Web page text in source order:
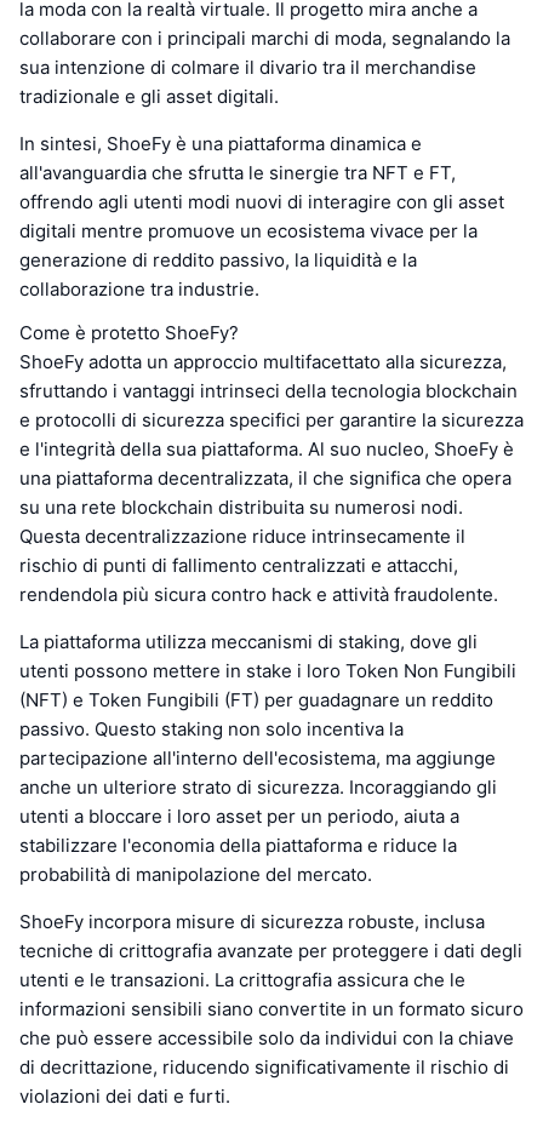
la moda con la realtà virtuale. Il progetto mira anche a
collaborare con i principali marchi di moda, segnalando la
sua intenzione di colmare il divario tra il merchandise
tradizionale e gli asset digitali.
In sintesi, ShoeFy è una piattaforma dinamica e
all'avanguardia che sfrutta le sinergie tra NFT e FT,
offrendo agli utenti modi nuovi di interagire con gli asset
digitali mentre promuove un ecosistema vivace per la
generazione di reddito passivo, la liquidità e la
collaborazione tra industrie.
Come è protetto ShoeFy?
ShoeFy adotta un approccio multifacettato alla sicurezza,
sfruttando i vantaggi intrinseci della tecnologia blockchain
e protocolli di sicurezza specifici per garantire la sicurezza
e l'integrità della sua piattaforma. Al suo nucleo, ShoeFy è
una piattaforma decentralizzata, il che significa che opera
su una rete blockchain distribuita su numerosi nodi.
Questa decentralizzazione riduce intrinsecamente il
rischio di punti di fallimento centralizzati e attacchi,
rendendola più sicura contro hack e attività fraudolente.
La piattaforma utilizza meccanismi di staking, dove gli
utenti possono mettere in stake i loro Token Non Fungibili
(NFT) e Token Fungibili (FT) per guadagnare un reddito
passivo. Questo staking non solo incentiva la
partecipazione all'interno dell'ecosistema, ma aggiunge
anche un ulteriore strato di sicurezza. Incoraggiando gli
utenti a bloccare i loro asset per un periodo, aiuta a
stabilizzare l'economia della piattaforma e riduce la
probabilità di manipolazione del mercato.
ShoeFy incorpora misure di sicurezza robuste, inclusa
tecniche di crittografia avanzate per proteggere i dati degli
utenti e le transazioni. La crittografia assicura che le
informazioni sensibili siano convertite in un formato sicuro
che può essere accessibile solo da individui con la chiave
di decrittazione, riducendo significativamente il rischio di
violazioni dei dati e furti.